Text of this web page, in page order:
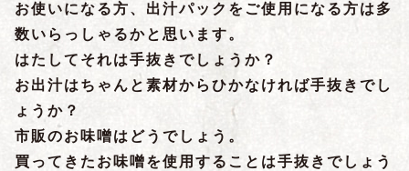
お使いになる方、出汁パックをご使用になる方は多
数いらっしゃるかと思います。
はたしてそれは手抜きでしょうか？
お出汁はちゃんと素材からひかなければ手抜きでし
ょうか？
市販のお味噌はどうでしょう。
買ってきたお味噌を使用することは手抜きでしょう